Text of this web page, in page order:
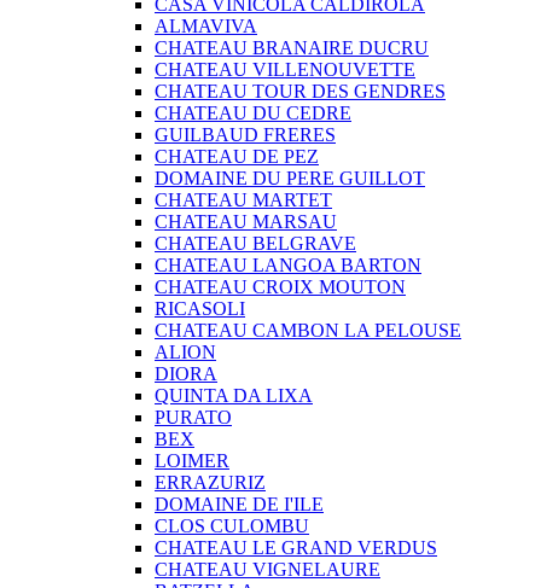
CASA VINICOLA CALDIROLA
ALMAVIVA
CHATEAU BRANAIRE DUCRU
CHATEAU VILLENOUVETTE
CHATEAU TOUR DES GENDRES
CHATEAU DU CEDRE
GUILBAUD FRERES
CHATEAU DE PEZ
DOMAINE DU PERE GUILLOT
CHATEAU MARTET
CHATEAU MARSAU
CHATEAU BELGRAVE
CHATEAU LANGOA BARTON
CHATEAU CROIX MOUTON
RICASOLI
CHATEAU CAMBON LA PELOUSE
ALION
DIORA
QUINTA DA LIXA
PURATO
BEX
LOIMER
ERRAZURIZ
DOMAINE DE I'ILE
CLOS CULOMBU
CHATEAU LE GRAND VERDUS
CHATEAU VIGNELAURE